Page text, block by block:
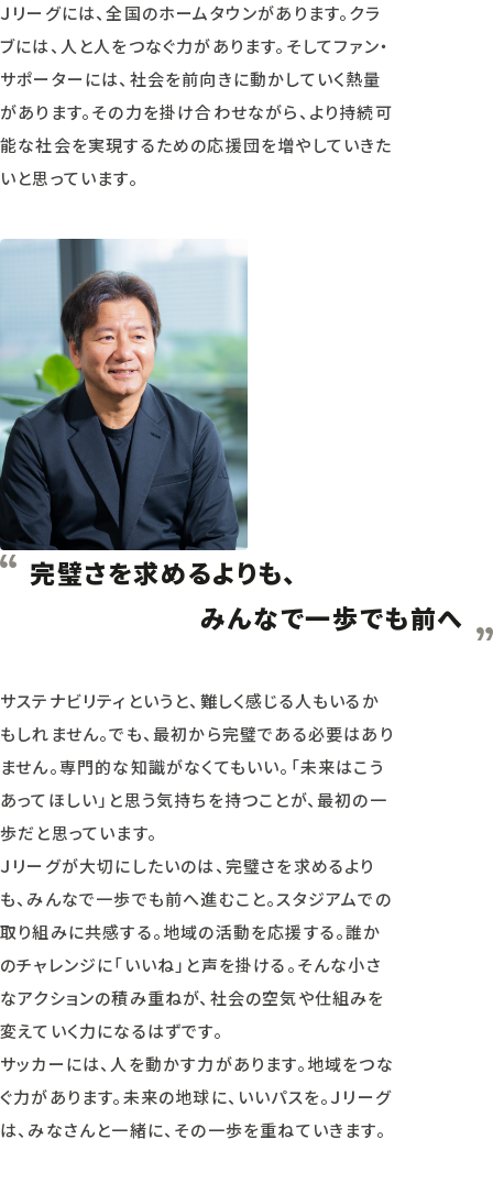
Ｊリーグには、全国のホームタウンがあります。クラ
ブには、人と人をつなぐ力があります。そしてファン・
サポーターには、社会を前向きに動かしていく熱量
があります。その力を掛け合わせながら、より持続可
能な社会を実現するための応援団を増やしていきた
いと思っています。
完璧さを求めるよりも、
みんなで一歩でも前へ
サステナビリティというと、難しく感じる人もいるか
もしれません。でも、最初から完璧である必要はあり
ません。専門的な知識がなくてもいい。「未来はこう
あってほしい」と思う気持ちを持つことが、最初の一
歩だと思っています。
Ｊリーグが大切にしたいのは、完璧さを求めるより
も、みんなで一歩でも前へ進むこと。スタジアムでの
取り組みに共感する。地域の活動を応援する。誰か
のチャレンジに「いいね」と声を掛ける。そんな小さ
なアクションの積み重ねが、社会の空気や仕組みを
変えていく力になるはずです。
サッカーには、人を動かす力があります。地域をつな
ぐ力があります。未来の地球に、いいパスを。Ｊリーグ
は、みなさんと一緒に、その一歩を重ねていきます。